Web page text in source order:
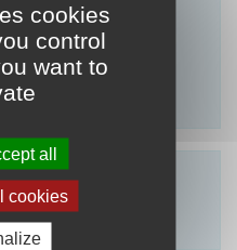
cookies
control
want to
all
cookies
du CNOM de l'article :
santé publique
Ko
Ko